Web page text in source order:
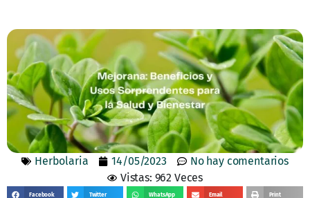
Herbolaria 14/05/2023
No hay comentarios
Vistas: 962 Veces
Facebook Twitter WhatsApp Email Print